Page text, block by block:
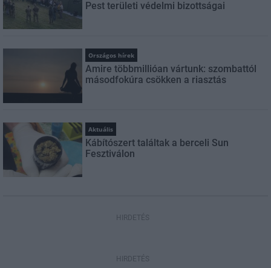
Pest területi védelmi bizottságai
Országos hírek
Amire többmillióan vártunk: szombattól
másodfokúra csökken a riasztás
Aktuális
Kábítószert találtak a berceli Sun
Fesztiválon
HIRDETÉS
HIRDETÉS